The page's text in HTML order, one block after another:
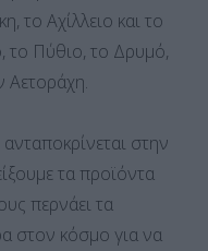
το Αχίλλειο και το
το Πύθιο, το Δρυμό,
Αετοράχη.
στην
τα προϊόντα
περνάει τα
στον κόσμο για να